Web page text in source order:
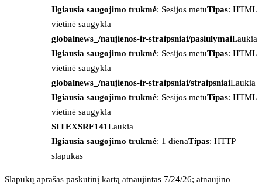
Ilgiausia saugojimo trukmė: Sesijos metuTipas: HTML
vietinė saugykla
globalnews_/naujienos-ir-straipsniai/pasiulymaiLaukia
Ilgiausia saugojimo trukmė: Sesijos metuTipas: HTML
vietinė saugykla
globalnews_/naujienos-ir-straipsniai/straipsniaiLaukia
Ilgiausia saugojimo trukmė: Sesijos metuTipas: HTML
vietinė saugykla
SITEXSRF141Laukia
Ilgiausia saugojimo trukmė: 1 dienaTipas: HTTP
slapukas
Slapukų aprašas paskutinį kartą atnaujintas 7/24/26; atnaujino